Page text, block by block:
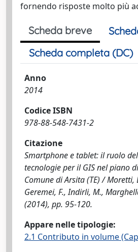
fornendo risposte molto più
Scheda breve
Scheda completa (DC)
Anno
2014
Codice ISBN
978-88-548-7431-2
Citazione
Smartphone e tablet: il ruolo
tecnologie per il GIS nel piano
Comune di Arsita (TE) / Moretti,
Geremei, F., Indirli, M.,
(2014), pp. 95-120.
Appare nelle tipologie:
2.1 Contributo in volume